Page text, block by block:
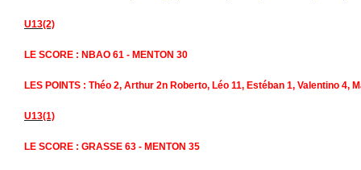
U13(2)
LE SCORE : NBAO 61 - MENTON 30
LES POINTS : Théo 2, Arthur 2n Roberto, Léo 11, Estéban 1, Valentino 4,
U13(1)
LE SCORE : GRASSE 63 - MENTON 35